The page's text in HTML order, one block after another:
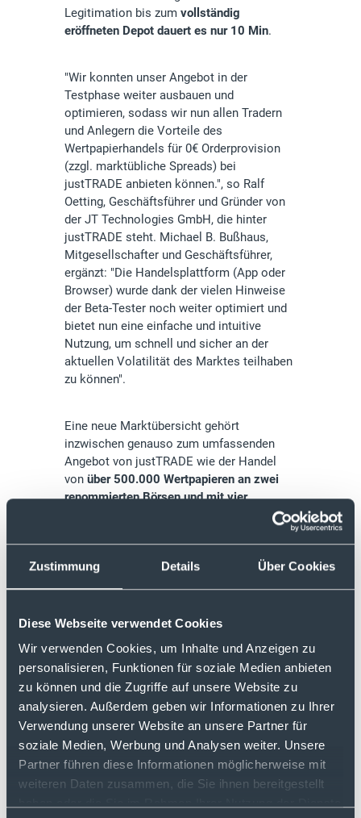
Zustimmung Details Über Cookies
Diese Webseite verwendet Cookies
Wir verwenden Cookies, um Inhalte und Anzeigen zu
personalisieren, Funktionen für soziale Medien anbieten
zu können und die Zugriffe auf unsere Website zu
analysieren. Außerdem geben wir Informationen zu Ihrer
Verwendung unserer Website an unsere Partner für
soziale Medien, Werbung und Analysen weiter. Unsere
Partner führen diese Informationen möglicherweise mit
weiteren Daten zusammen, die Sie ihnen bereitgestellt
Legitimation bis zum vollständig
eröffneten Depot dauert es nur 10 Min.
"Wir konnten unser Angebot in der
Testphase weiter ausbauen und
optimieren, sodass wir nun allen Tradern
und Anlegern die Vorteile des
Wertpapierhandels für 0€ Orderprovision
(zzgl. marktübliche Spreads) bei
justTRADE anbieten können.", so Ralf
Oetting, Geschäftsführer und Gründer von
der JT Technologies GmbH, die hinter
justTRADE steht. Michael B. Bußhaus,
Mitgesellschafter und Geschäftsführer,
ergänzt: "Die Handelsplattform (App oder
Browser) wurde dank der vielen Hinweise
der Beta-Tester noch weiter optimiert und
bietet nun eine einfache und intuitive
Nutzung, um schnell und sicher an der
aktuellen Volatilität des Marktes teilhaben
zu können".
Eine neue Marktübersicht gehört
inzwischen genauso zum umfassenden
Angebot von justTRADE wie der Handel
von über 500.000 Wertpapieren an zwei
renommierten Börsen und mit vier
große Angebot
Partnern, sowie dieextra lange
Handelszeit von 7:30 -23:00 Uhr
runden
die Leistungen von justTRADE ab. Im
Kunden gewünschte Limit-Handel
Ein weiterer Pluspunkt des Angebots: Der
Handel mit justTRADE berücksichtigt
vollumfänglich die deutsche
Abgeltungssteuer
. Kunden erhalten anders
als bei vielen ausländischen Anbietern
einmal pro Jahr kostenfrei das gesetzlich
vorgeschriebene Steuerreporting für die
persönliche Einkommensteuererklärung